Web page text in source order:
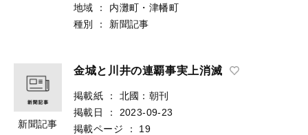
地域
：
内灘町・津幡町
種別
： 新聞記事
新聞記事
金城と川井の連覇事実上消滅
掲載紙 ：
北國：朝刊
掲載日
：
2023-09-23
掲載ページ
：
19